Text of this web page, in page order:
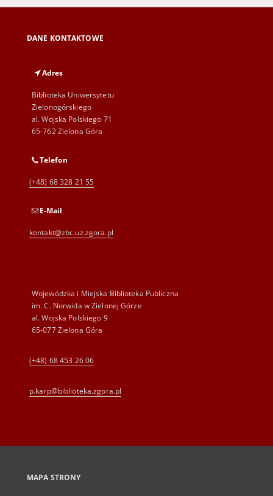
DANE KONTAKTOWE
Adres
Biblioteka Uniwersytetu
Zielonogórskiego
al. Wojska Polskiego 71
65-762 Zielona Góra
Telefon
(+48) 68 328 21 55
E-Mail
kontakt@zbc.uz.zgora.pl
Wojewódzka i Miejska Biblioteka Publiczna
im. C. Norwida w Zielonej Górze
al. Wojska Polskiego 9
65-077 Zielona Góra
(+48) 68 453 26 06
p.karp@biblioteka.zgora.pl
MAPA STRONY